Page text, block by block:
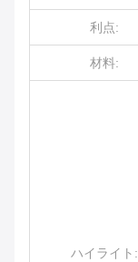
利点:
材料:
ハイライト: